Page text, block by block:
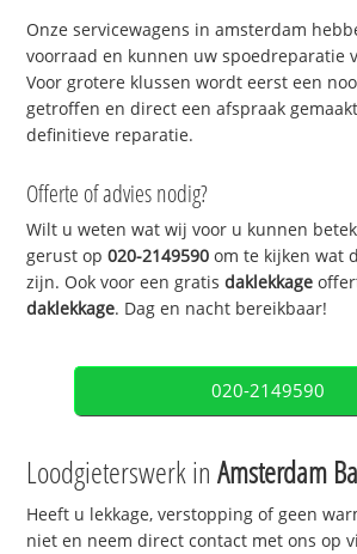
Onze servicewagens in amsterdam
voorraad en kunnen uw spoedreparatie
Voor grotere klussen wordt eerst een
getroffen en direct een afspraak
definitieve reparatie.
Offerte of advies nodig?
Wilt u weten wat wij voor u kunnen
gerust op020-2149590 om te kijken wat
zijn. Ook voor een gratisdaklekkage
daklekkage. Dag en nacht bereikbaar!
020-2149590
Loodgieterswerk inAmsterdam
Heeft u lekkage, verstopping of geen
niet en neem direct contact met ons op